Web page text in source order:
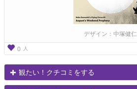
デザイン：中塚健仁
0 人
観たい！クチコミをする